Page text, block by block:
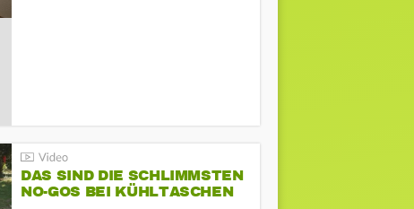
DAS SIND DIE SCHLIMMSTEN
NO-GOS BEI KÜHLTASCHEN